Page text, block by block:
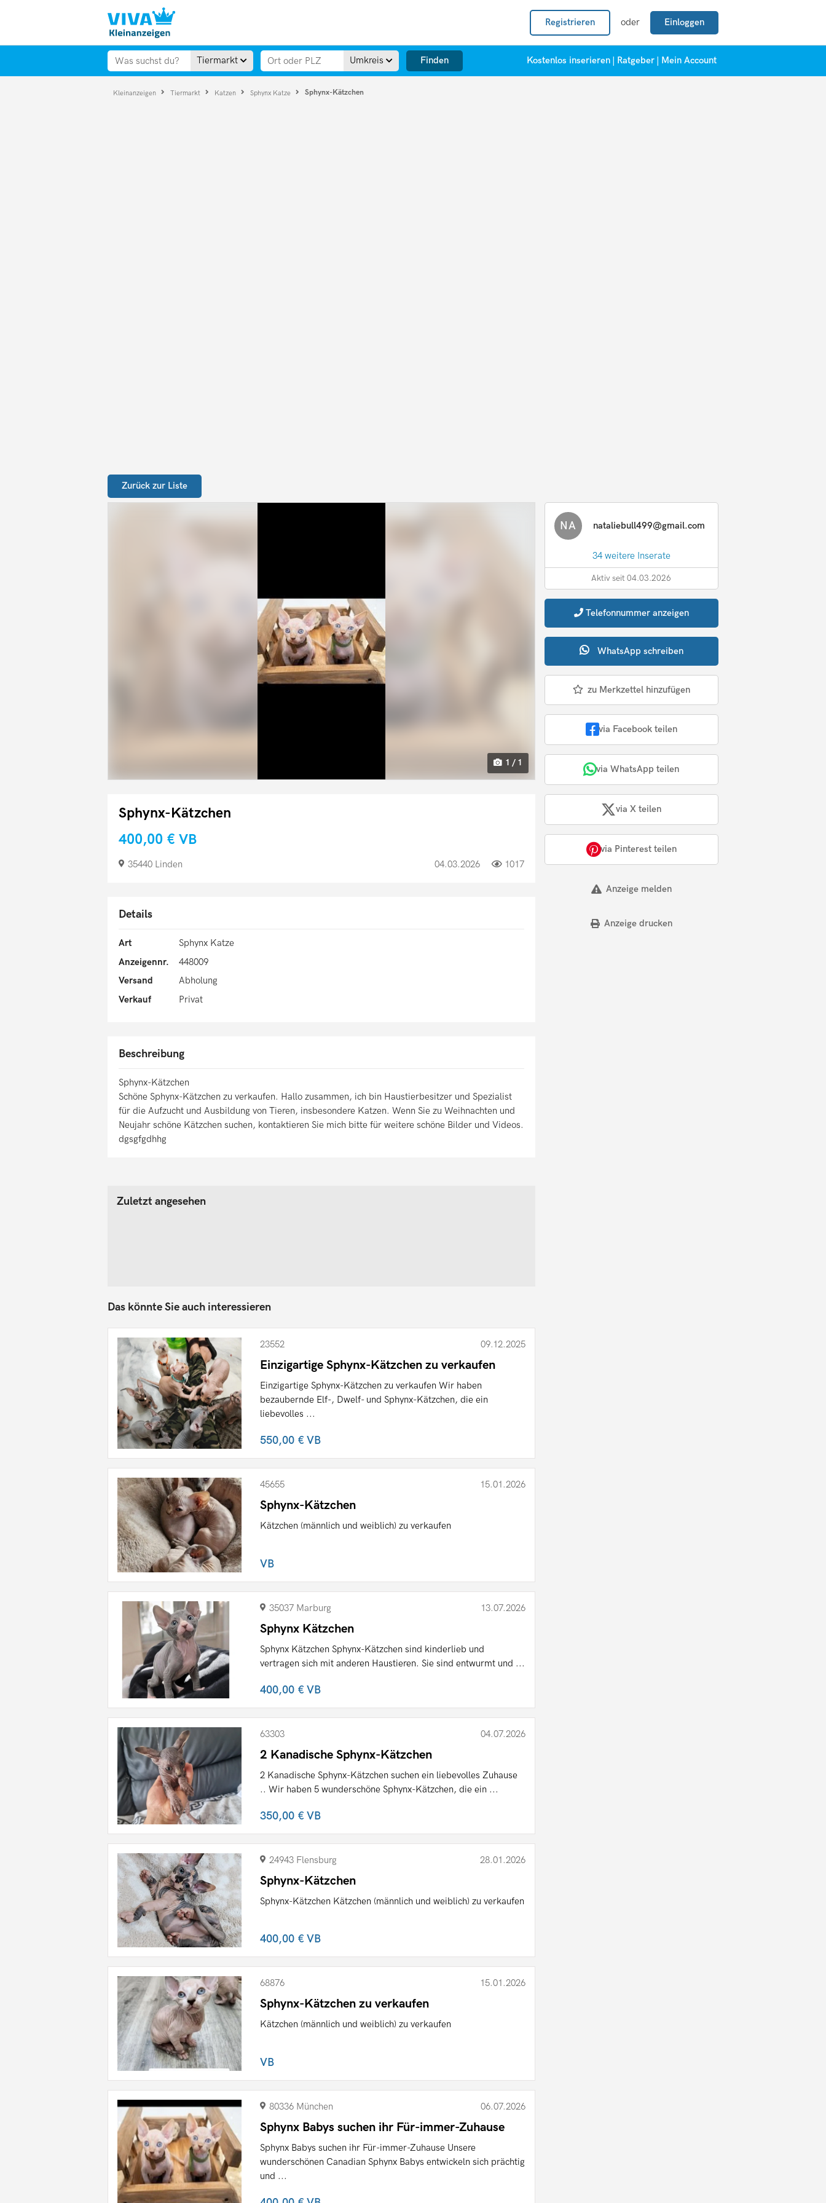
Registrieren oder Einloggen
Tiermarkt Umkreis Finden Kostenlos inserieren Ratgeber Mein Account
Kleinanzeigen Tiermarkt Katzen Sphynx Katze Sphynx-Kätzchen
Zurück zur Liste
1 / 1
Sphynx-Kätzchen
400,00 € VB
35440 Linden 04.03.2026 1017
Details
Art
Sphynx Katze
Anzeigennr.
448009
Versand
Abholung
Verkauf
Privat
Beschreibung
Sphynx-Kätzchen
Schöne Sphynx-Kätzchen zu verkaufen. Hallo zusammen, ich bin Haustierbesitzer und Spezialist
für die Aufzucht und Ausbildung von Tieren, insbesondere Katzen. Wenn Sie zu Weihnachten und
Neujahr schöne Kätzchen suchen, kontaktieren Sie mich bitte für weitere schöne Bilder und Videos.
dgsgfgdhhg
NA nataliebull499@gmail.com
34 weitere Inserate
Aktiv seit 04.03.2026
Telefonnummer anzeigen
WhatsApp schreiben
zu Merkzettel hinzufügen
via Facebook teilen
via WhatsApp teilen
via X teilen
via Pinterest teilen
Anzeige melden
Anzeige drucken
Zuletzt angesehen
Das könnte Sie auch interessieren
23552 09.12.2025
Einzigartige Sphynx-Kätzchen zu verkaufen
Einzigartige Sphynx-Kätzchen zu verkaufen Wir haben
bezaubernde Elf-, Dwelf- und Sphynx-Kätzchen, die ein
liebevolles ...
550,00 €VB
45655 15.01.2026
Sphynx-Kätzchen
Kätzchen (männlich und weiblich) zu verkaufen
VB
35037 Marburg 13.07.2026
Sphynx Kätzchen
Sphynx Kätzchen Sphynx-Kätzchen sind kinderlieb und
vertragen sich mit anderen Haustieren. Sie sind entwurmt und ...
400,00 €VB
63303 04.07.2026
2 Kanadische Sphynx-Kätzchen
2 Kanadische Sphynx-Kätzchen suchen ein liebevolles Zuhause
.. Wir haben 5 wunderschöne Sphynx-Kätzchen, die ein ...
350,00 €VB
24943 Flensburg 28.01.2026
Sphynx-Kätzchen
Sphynx-Kätzchen Kätzchen (männlich und weiblich) zu verkaufen
400,00 €VB
68876 15.01.2026
Sphynx-Kätzchen zu verkaufen
Kätzchen (männlich und weiblich) zu verkaufen
VB
80336 München 06.07.2026
Sphynx Babys suchen ihr Für-immer-Zuhause
Sphynx Babys suchen ihr Für-immer-Zuhause Unsere
wunderschönen Canadian Sphynx Babys entwickeln sich prächtig
und ...